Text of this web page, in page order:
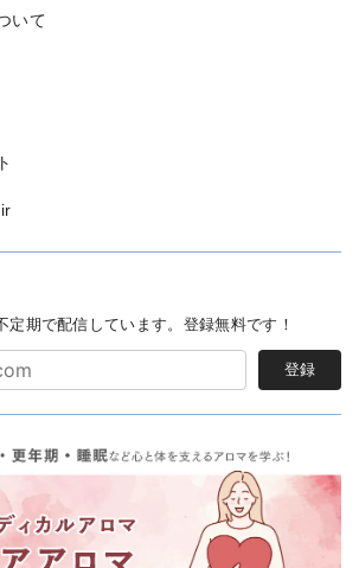
いて
定期で配信しています。登録無料です！
登録